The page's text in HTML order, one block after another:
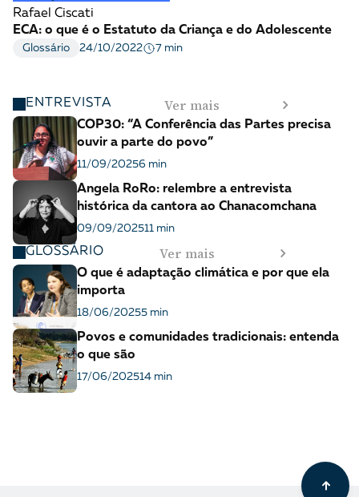
Rafael Ciscati
ECA: o que é o Estatuto da Criança e do Adolescente
Glossário 24/10/2022 7 min
ENTREVISTA Ver mais
COP30: “A Conferência das Partes precisa
ouvir a parte do povo”
11/09/20256 min
Angela RoRo: relembre a entrevista
histórica da cantora ao Chanacomchana
09/09/202511 min
GLOSSÁRIO Ver mais
O que é adaptação climática e por que ela
importa
18/06/20255 min
Povos e comunidades tradicionais: entenda
o que são
17/06/202514 min